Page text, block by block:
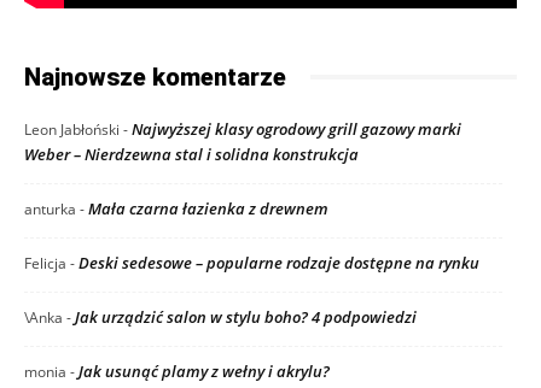
Najnowsze komentarze
Leon Jabłoński -Najwyższej klasy ogrodowy grill gazowy marki
Weber – Nierdzewna stal i solidna konstrukcja
anturka -Mała czarna łazienka z drewnem
Felicja -Deski sedesowe – popularne rodzaje dostępne na rynku
\Anka -Jak urządzić salon w stylu boho? 4 podpowiedzi
monia -Jak usunąć plamy z wełny i akrylu?